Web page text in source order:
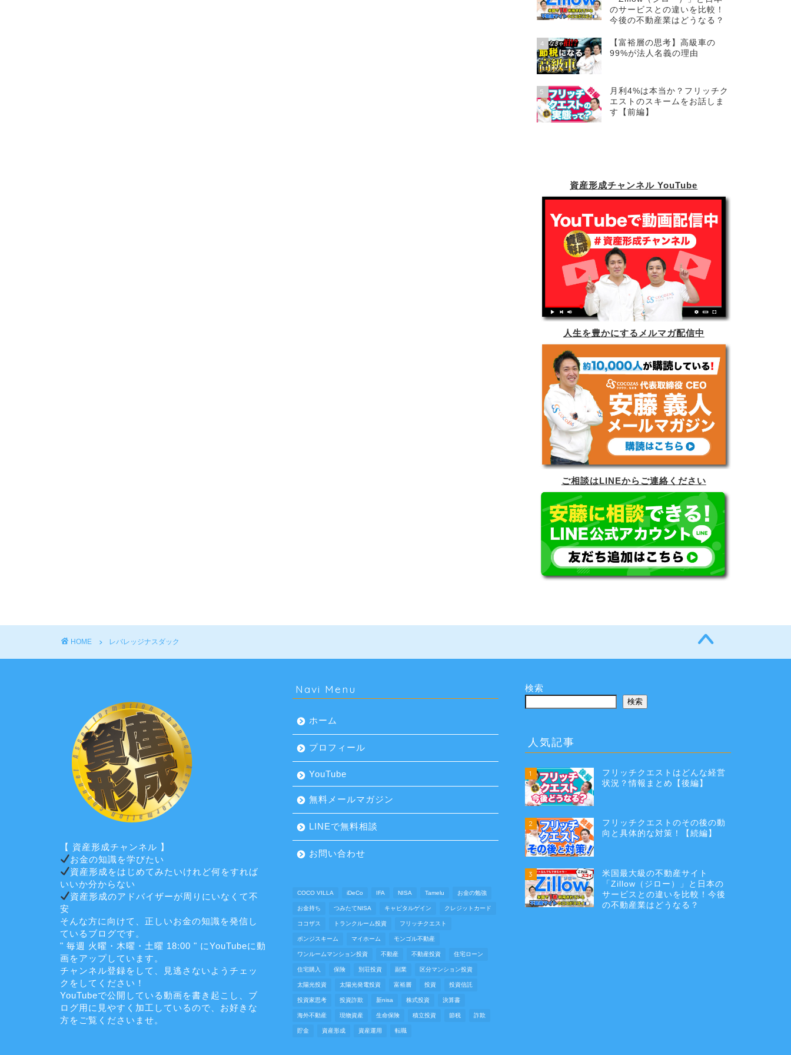
のサービスとの違いを比較！
今後の不動産業はどうなる？
4
【富裕層の思考】高級車の
99%が法人名義の理由
5
月利4%は本当か？フリッチク
エストのスキームをお話しま
す【前編】
資産形成チャンネル YouTube
人生を豊かにするメルマガ配信中
ご相談はLINEからご連絡ください
HOME レバレッジナスダック
【 資産形成チャンネル 】
お金の知識を学びたい
資産形成をはじめてみたいけれど何をすれば
いいか分からない
資産形成のアドバイザーが周りにいなくて不
安
そんな方に向けて、正しいお金の知識を発信し
ているブログです。
" 毎週 火曜・木曜・土曜 18:00 " にYouTubeに動
画をアップしています。
チャンネル登録をして、見逃さないようチェッ
クをしてください！
YouTubeで公開している動画を書き起こし、ブ
ログ用に見やすく加工しているので、お好きな
方をご覧くださいませ。
Navi Menu
ホーム
プロフィール
YouTube
無料メールマガジン
LINEで無料相談
お問い合わせ
COCO VILLA iDeCo IFA NISA Tamelu お金の勉強
お金持ち つみたてNISA キャピタルゲイン クレジットカード
ココザス トランクルーム投資 フリッチクエスト
ポンジスキーム マイホーム モンゴル不動産
ワンルームマンション投資 不動産 不動産投資 住宅ローン
住宅購入 保険 別荘投資 副業 区分マンション投資
太陽光投資 太陽光発電投資 富裕層 投資 投資信託
投資家思考 投資詐欺 新nisa 株式投資 決算書
海外不動産 現物資産 生命保険 積立投資 節税 詐欺
貯金 資産形成 資産運用 転職
検索
検索
人気記事
1
フリッチクエストはどんな経営
状況？情報まとめ【後編】
2
フリッチクエストのその後の動
向と具体的な対策！【続編】
3
米国最大級の不動産サイト
「Zillow（ジロー）」と日本の
サービスとの違いを比較！今後
の不動産業はどうなる？